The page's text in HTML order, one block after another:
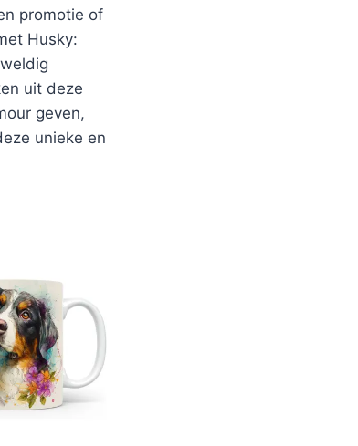
promotie of
Husky:
uit deze
geven,
unieke en